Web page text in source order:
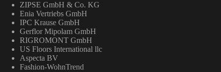
ZIPSE GmbH & Co. KG
Enia Vertriebs GmbH
IPC Krause GmbH
Gerflor Mipolam GmbH
RIGROMONT GmbH
US Floors International llc
Aspecta BV
Fashion-WohnTrend